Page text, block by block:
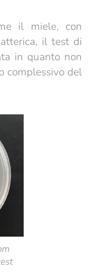
il miele, con
il test di
in quanto non
complessivo del